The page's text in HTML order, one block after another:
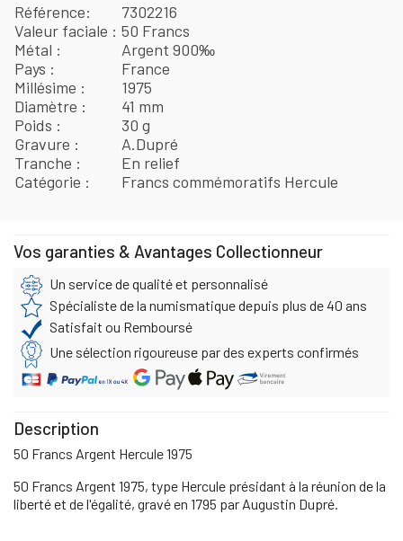
Référence
7302216
Valeur faciale
50 Francs
Métal
Argent 900‰
Pays
France
Millésime
1975
Diamètre
41 mm
Poids
30 g
Gravure
A.Dupré
Tranche
En relief
Catégorie
Francs commémoratifs Hercule
Vos garanties & Avantages Collectionneur
Un service de qualité et personnalisé
Spécialiste de la numismatique depuis plus de 40 ans
Satisfait ou Remboursé
Une sélection rigoureuse par des experts confirmés
Description
50 Francs Argent Hercule 1975
50 Francs Argent 1975, type Hercule présidant à la réunion de la
liberté et de l'égalité, gravé en 1795 par Augustin Dupré.